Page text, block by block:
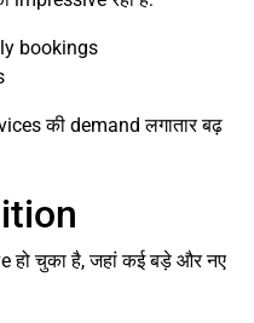
bookings
की demand लगातार बढ़
हो चुका है, जहां कई बड़े और नए